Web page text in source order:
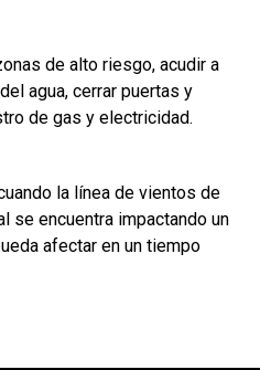
de alto riesgo, acudir a
agua, cerrar puertas y
de gas y electricidad.
la línea de vientos de
se encuentra impactando un
afectar en un tiempo